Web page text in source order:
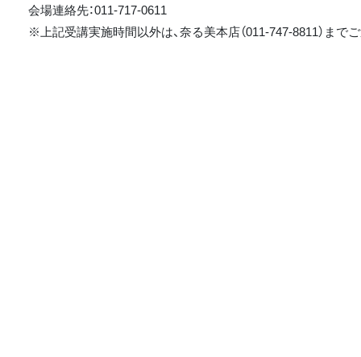
会場連絡先：011-717-0611
※上記受講実施時間以外は、奈る美本店（011-747-8811）まで